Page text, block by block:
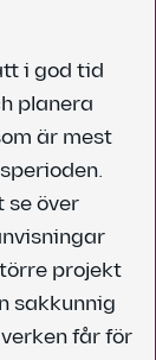
i god tid
planera
är mest
se över
projekt
sakkunnig
får för